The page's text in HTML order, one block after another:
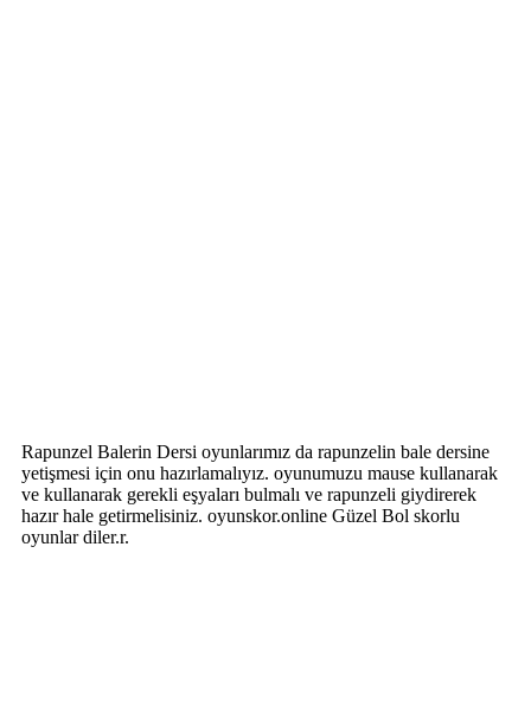
Rapunzel Balerin Dersi oyunlarımız da rapunzelin bale dersine
yetişmesi için onu hazırlamalıyız. oyunumuzu mause kullanarak
ve kullanarak gerekli eşyaları bulmalı ve rapunzeli giydirerek
hazır hale getirmelisiniz. oyunskor.online Güzel Bol skorlu
oyunlar diler.r.